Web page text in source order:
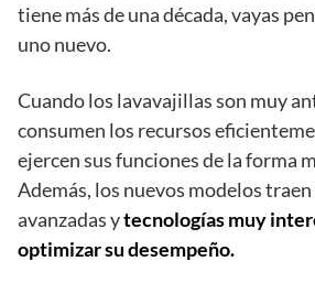
tiene más de una década, vayas
uno nuevo.
Cuando los lavavajillas son muy
consumen los recursos
ejercen sus funciones de la forma
Además, los nuevos modelos
avanzadas ytecnologías muy
optimizar su desempeño.